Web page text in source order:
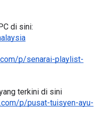
di sini:
p/senarai-playlist-
terkini di sini
p/pusat-tuisyen-ayu-